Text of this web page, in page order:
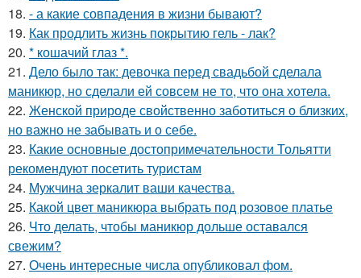
18. - а какие совпадения в жизни бывают?
19. Как продлить жизнь покрытию гель - лак?
20. * кошачий глаз *.
21. Дело было так: девочка перед свадьбой сделала
маникюр, но сделали ей совсем не то, что она хотела.
22. Женской природе свойственно заботиться о близких,
но важно не забывать и о себе.
23. Какие основные достопримечательности Тольятти
рекомендуют посетить туристам
24. Мужчина зеркалит ваши качества.
25. Какой цвет маникюра выбрать под розовое платье
26. Что делать, чтобы маникюр дольше оставался
свежим?
27. Очень интересные числа опубликовал фом.